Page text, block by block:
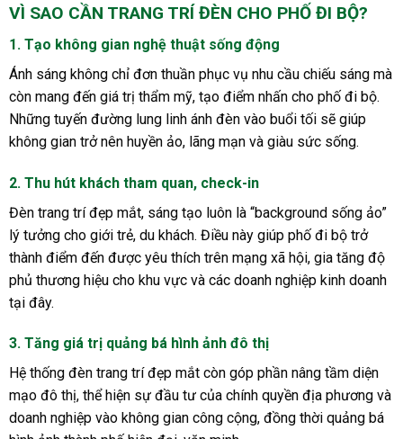
VÌ SAO CẦN TRANG TRÍ ĐÈN CHO PHỐ ĐI BỘ?
1. Tạo không gian nghệ thuật sống động
Ánh sáng không chỉ đơn thuần phục vụ nhu cầu chiếu sáng mà
còn mang đến giá trị thẩm mỹ, tạo điểm nhấn cho phố đi bộ.
Những tuyến đường lung linh ánh đèn vào buổi tối sẽ giúp
không gian trở nên huyền ảo, lãng mạn và giàu sức sống.
2. Thu hút khách tham quan, check-in
Đèn trang trí đẹp mắt, sáng tạo luôn là “background sống ảo”
lý tưởng cho giới trẻ, du khách. Điều này giúp phố đi bộ trở
thành điểm đến được yêu thích trên mạng xã hội, gia tăng độ
phủ thương hiệu cho khu vực và các doanh nghiệp kinh doanh
tại đây.
3. Tăng giá trị quảng bá hình ảnh đô thị
Hệ thống đèn trang trí đẹp mắt còn góp phần nâng tầm diện
mạo đô thị, thể hiện sự đầu tư của chính quyền địa phương và
doanh nghiệp vào không gian công cộng, đồng thời quảng bá